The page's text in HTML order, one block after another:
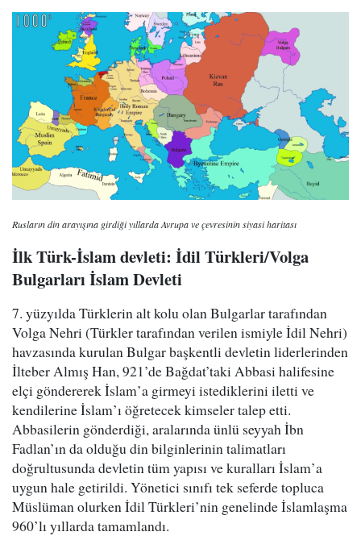
Rusların din arayışına girdiği yıllarda Avrupa ve çevresinin siyasi haritası
İlk Türk-İslam devleti: İdil Türkleri/Volga
Bulgarları İslam Devleti
7. yüzyılda Türklerin alt kolu olan Bulgarlar tarafından
Volga Nehri (Türkler tarafından verilen ismiyle İdil Nehri)
havzasında kurulan Bulgar başkentli devletin liderlerinden
İlteber Almış Han, 921’de Bağdat’taki Abbasi halifesine
elçi göndererek İslam’a girmeyi istediklerini iletti ve
kendilerine İslam’ı öğretecek kimseler talep etti.
Abbasilerin gönderdiği, aralarında ünlü seyyah İbn
Fadlan’ın da olduğu din bilginlerinin talimatları
doğrultusunda devletin tüm yapısı ve kuralları İslam’a
uygun hale getirildi. Yönetici sınıfı tek seferde topluca
Müslüman olurken İdil Türkleri’nin genelinde İslamlaşma
960’lı yıllarda tamamlandı.